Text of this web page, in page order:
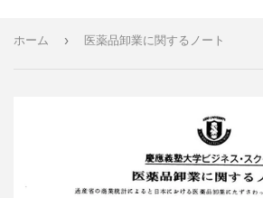
ホーム › 医薬品卸業に関するノート